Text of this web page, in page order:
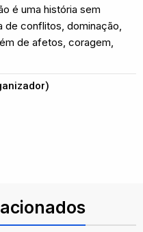
é uma história sem
de conflitos, dominação,
de afetos, coragem,